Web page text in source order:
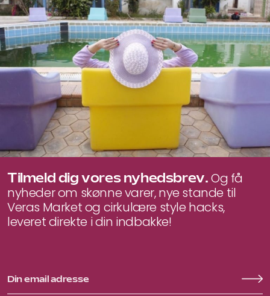
Tilmeld dig vores nyhedsbrev.Og få
nyheder om skønne varer, nye stande til
Veras Market og cirkulære style hacks,
leveret direkte i din indbakke!